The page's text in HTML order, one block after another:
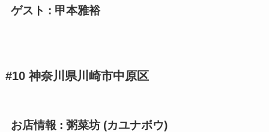
ゲスト : 甲本雅裕
#10 神奈川県川崎市中原区
お店情報 : 粥菜坊 (カユナボウ)